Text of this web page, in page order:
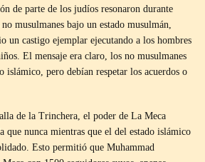
de parte de los judíos resonaron durante
musulmanes bajo un estado musulmán,
un castigo ejemplar ejecutando a los hombres
El mensaje era claro, los no musulmanes
pero debían respetar los acuerdos o
de la Trinchera, el poder de La Meca
que nunca mientras que el del estado islámico
Esto permitió que Muhammad